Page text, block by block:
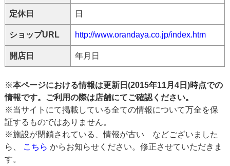
定休日 日
ショップURL http://www.orandaya.co.jp/index.htm
開店日 年月日
※本ページにおける情報は更新日(2015年11月4日)時点での
情報です。ご利用の際は店舗にてご確認ください。
※当サイトにて掲載している全ての情報について万全を保
証するものではありません。
※施設が閉鎖されている、情報が古い などございました
ら、 こちら からお知らせください。修正させていただきま
す。